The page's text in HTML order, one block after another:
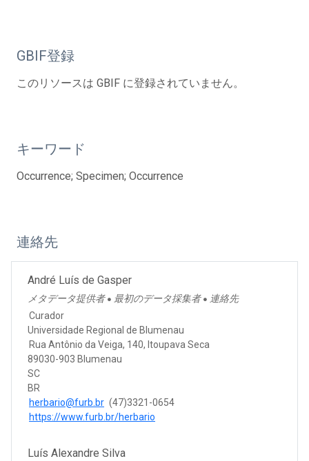
GBIF登録
このリソースは GBIF に登録されていません。
キーワード
Occurrence; Specimen; Occurrence
連絡先
André Luís de Gasper
メタデータ提供者 ● 最初のデータ採集者 ● 連絡先
Curador
Universidade Regional de Blumenau
Rua Antônio da Veiga, 140, Itoupava Seca
89030-903 Blumenau
SC
BR
herbario@furb.br (47)3321-0654
https://www.furb.br/herbario
Luís Alexandre Silva